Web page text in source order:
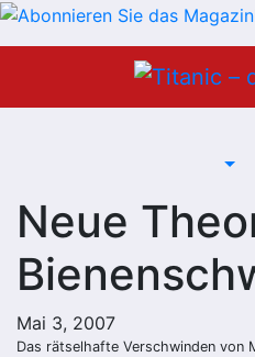
Neue
Mai 3, 2007
Das rätselhafte Verschwinden von